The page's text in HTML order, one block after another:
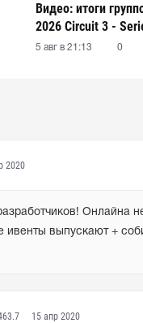
Видео: итоги
2026 Circuit 3 -
5 авг в 21:13 0
2020
Онлайна
выпускают +
15 апр 2020